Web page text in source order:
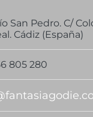
San Pedro. C/
Cádiz (España)
805 280